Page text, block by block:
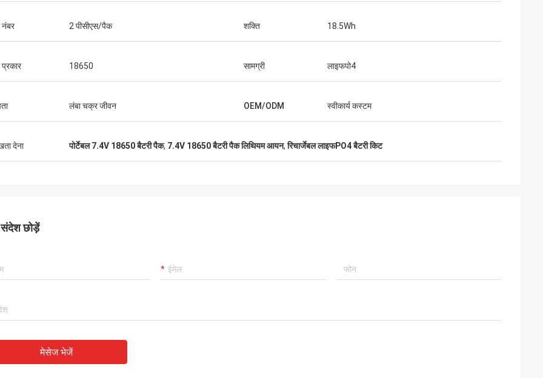
नंबर 2 पीसीएस/पैक शक्ति 18.5Wh
प्रकार 18650 सामग्री लाइफपो4
लंबा चक्र जीवन OEM/ODM स्वीकार्य कस्टम
देना पोर्टेबल 7.4V 18650 बैटरी पैक, 7.4V 18650 बैटरी पैक लिथियम आयन,रिचार्जेबल लाइफPO4 बैटरी किट
छोड़ें
मेसेज भेजें